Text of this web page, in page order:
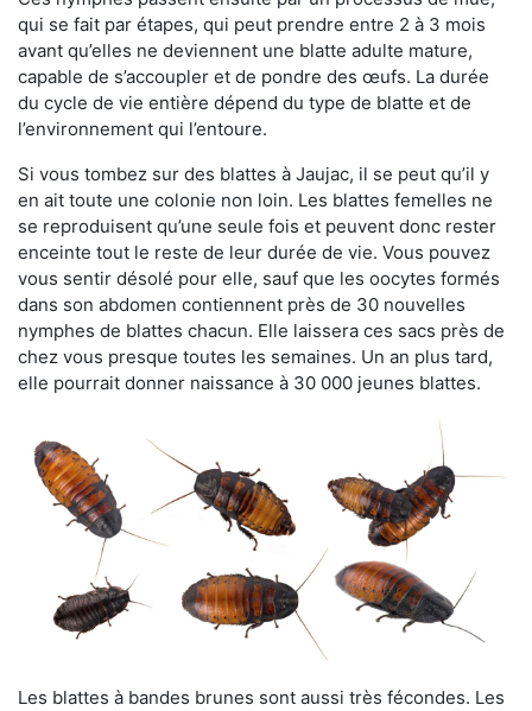
qui se fait par étapes, qui peut prendre entre 2 à 3 mois
avant qu’elles ne deviennent une blatte adulte mature,
capable de s’accoupler et de pondre des œufs. La durée
du cycle de vie entière dépend du type de blatte et de
l’environnement qui l’entoure.
Si vous tombez sur des blattes à Jaujac, il se peut qu’il y
en ait toute une colonie non loin. Les blattes femelles ne
se reproduisent qu’une seule fois et peuvent donc rester
enceinte tout le reste de leur durée de vie. Vous pouvez
vous sentir désolé pour elle, sauf que les oocytes formés
dans son abdomen contiennent près de 30 nouvelles
nymphes de blattes chacun. Elle laissera ces sacs près de
chez vous presque toutes les semaines. Un an plus tard,
elle pourrait donner naissance à 30 000 jeunes blattes.
Les blattes à bandes brunes sont aussi très fécondes. Les